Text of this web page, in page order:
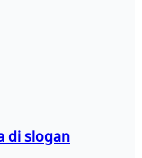
di slogan